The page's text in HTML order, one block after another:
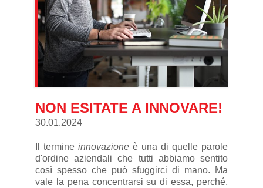
NON ESITATE A INNOVARE!
30.01.2024
Il termine innovazioneè una di quelle parole
d'ordine aziendali che tutti abbiamo sentito
così spesso che può sfuggirci di mano. Ma
vale la pena concentrarsi su di essa, perché,